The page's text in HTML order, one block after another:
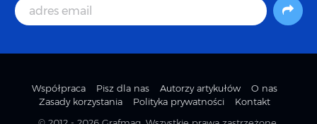
Współpraca Pisz dla nas Autorzy artykułów
O nas
Zasady korzystania
Polityka prywatności
Kontakt